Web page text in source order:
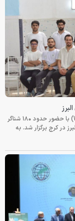
جشنواره بزرگداشت روز جهانی شنا (World Aquatics Day) با حضور حدود ۱۸۰ شناگر
در کرج برگزار شد. به